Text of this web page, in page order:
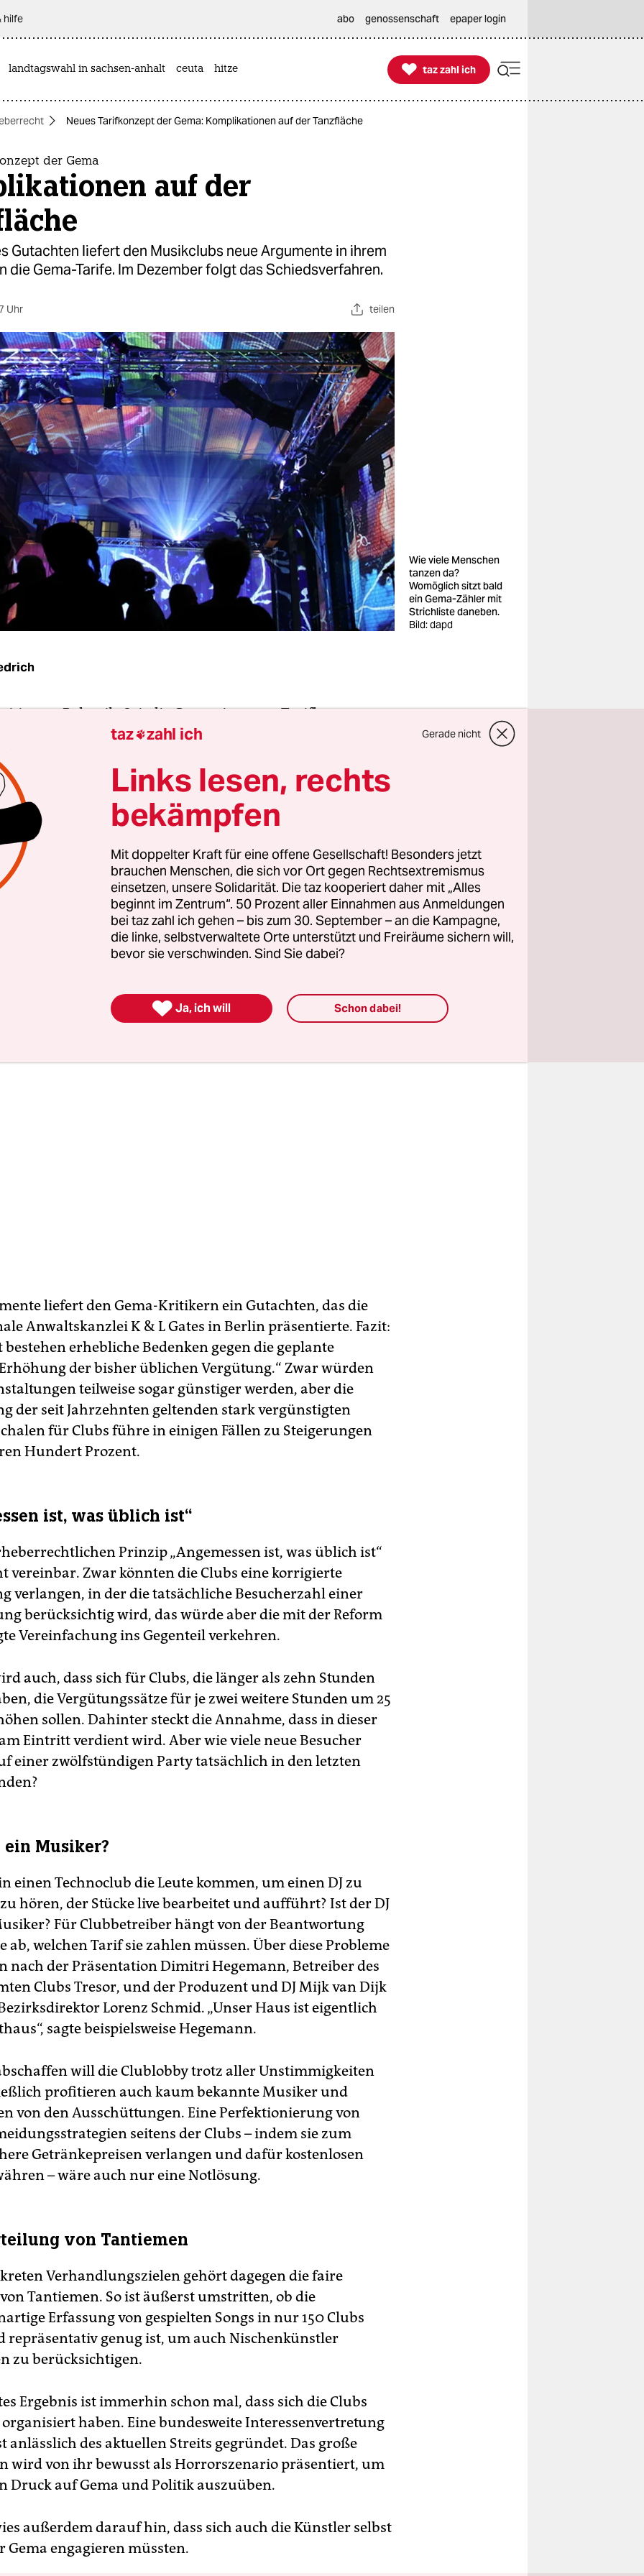
hilfe abo genossenschaft epaper login
landtagswahl in sachsen-anhalt ceuta hitze 
taz zahl ich
taz zahl ich
Neues Tarifkonzept der Gema: Komplikationen auf der Tanzfläche
der Gema
auf der
Gutachten liefert den Musikclubs neue Argumente in ihrem
die Gema-Tarife. Im Dezember folgt das Schiedsverfahren.
Uhr teilen
Wie viele Menschen
tanzen da?
Womöglich sitzt bald
ein Gema-Zähler mit
Strichliste daneben.
Bild: dapd
Polemik. Seit die Gema ein neues Tarifkonzept
hat, wird sie massiv attackiert, seit April geht das nun schon
hätte die Verwertungsgesellschaft
nicht gewonnen, inzwischen aber gilt es als ausgemacht,
undurchsichtig und undemokratisch. Ihre Gier
zu zerstören. „Es ist Zeit, die
zu entmachten!“, schreibt
Berthold Seliger in seinem aktuellen
Tarife, von denen es heißt, sie hätten die Abgaben für
verzehnfacht, hat die Gema mittlerweile mehrfach
Doch der Streit geht weiter. Mit der Bundesvereinigung
vor dem Marken- und Patentamt.
liefert den Gema-Kritikern ein Gutachten, das die
Anwaltskanzlei K & L Gates in Berlin präsentierte. Fazit:
bestehen erhebliche Bedenken gegen die geplante
der bisher üblichen Vergütung.“ Zwar würden
teilweise sogar günstiger werden, aber die
der seit Jahrzehnten geltenden stark vergünstigten
für Clubs führe in einigen Fällen zu Steigerungen
Hundert Prozent.
ist, was üblich ist“
Prinzip „Angemessen ist, was üblich ist“
vereinbar. Zwar könnten die Clubs eine korrigierte
verlangen, in der die tatsächliche Besucherzahl einer
berücksichtig wird, das würde aber die mit der Reform
Vereinfachung ins Gegenteil verkehren.
auch, dass sich für Clubs, die länger als zehn Stunden
die Vergütungssätze für je zwei weitere Stunden um 25
sollen. Dahinter steckt die Annahme, dass in dieser
Eintritt verdient wird. Aber wie viele neue Besucher
einer zwölfstündigen Party tatsächlich in den letzten
ein Musiker?
einen Technoclub die Leute kommen, um einen DJ zu
hören, der Stücke live bearbeitet und aufführt? Ist der DJ
Für Clubbetreiber hängt von der Beantwortung
ab, welchen Tarif sie zahlen müssen. Über diese Probleme
nach der Präsentation Dimitri Hegemann, Betreiber des
Clubs Tresor, und der Produzent und DJ Mijk van Dijk
Lorenz Schmid. „Unser Haus ist eigentlich
sagte beispielsweise Hegemann.
will die Clublobby trotz aller Unstimmigkeiten
profitieren auch kaum bekannte Musiker und
von den Ausschüttungen. Eine Perfektionierung von
seitens der Clubs – indem sie zum
Getränkepreisen verlangen und dafür kostenlosen
– wäre auch nur eine Notlösung.
von Tantiemen
Verhandlungszielen gehört dagegen die faire
Tantiemen. So ist äußerst umstritten, ob die
Erfassung von gespielten Songs in nur 150 Clubs
repräsentativ genug ist, um auch Nischenkünstler
zu berücksichtigen.
Ergebnis ist immerhin schon mal, dass sich die Clubs
haben. Eine bundesweite Interessenvertretung
anlässlich des aktuellen Streits gegründet. Das große
wird von ihr bewusst als Horrorszenario präsentiert, um
Druck auf Gema und Politik auszuüben.
außerdem darauf hin, dass sich auch die Künstler selbst
Gema engagieren müssten.
taz zahl ich Gerade nicht
Links lesen, rechts
bekämpfen
Mit doppelter Kraft für eine offene Gesellschaft! Besonders jetzt
brauchen Menschen, die sich vor Ort gegen Rechtsextremismus
einsetzen, unsere Solidarität. Die taz kooperiert daher mit „Alles
beginnt im Zentrum“. 50 Prozent aller Einnahmen aus Anmeldungen
bei taz zahl ich gehen – bis zum 30. September – an die Kampagne,
die linke, selbstverwaltete Orte unterstützt und Freiräume sichern will,
bevor sie verschwinden. Sind Sie dabei?
 Ja, ich will Schon dabei!